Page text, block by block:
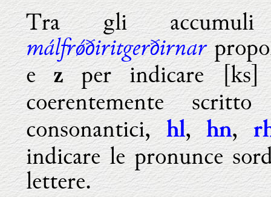
Tra gli
málfrǿðiritgerðirnar
ezper indicare
coerentemente
consonantici,hl,hn,
indicare le pronunce
lettere.